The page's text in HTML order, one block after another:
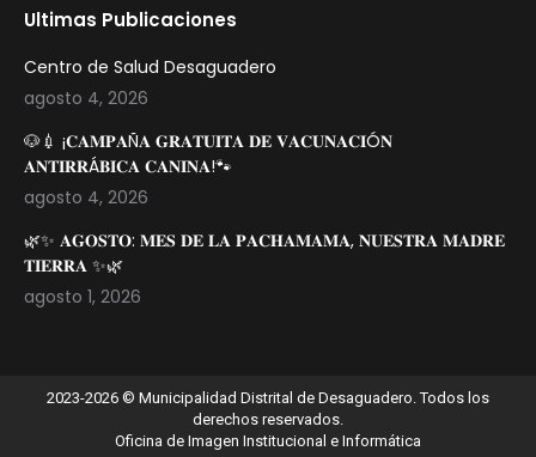
Ultimas Publicaciones
Centro de Salud Desaguadero
agosto 4, 2026
🐶💉 ¡𝐂𝐀𝐌𝐏𝐀Ñ𝐀 𝐆𝐑𝐀𝐓𝐔𝐈𝐓𝐀 𝐃𝐄 𝐕𝐀𝐂𝐔𝐍𝐀𝐂𝐈Ó𝐍
𝐀𝐍𝐓𝐈𝐑𝐑Á𝐁𝐈𝐂𝐀 𝐂𝐀𝐍𝐈𝐍𝐀!🐾
agosto 4, 2026
🌿✨ 𝐀𝐆𝐎𝐒𝐓𝐎: 𝐌𝐄𝐒 𝐃𝐄 𝐋𝐀 𝐏𝐀𝐂𝐇𝐀𝐌𝐀𝐌𝐀, 𝐍𝐔𝐄𝐒𝐓𝐑𝐀 𝐌𝐀𝐃𝐑𝐄
𝐓𝐈𝐄𝐑𝐑𝐀 ✨🌿
agosto 1, 2026
2023-2026 © Municipalidad Distrital de Desaguadero. Todos los
derechos reservados.
Oficina de Imagen Institucional e Informática